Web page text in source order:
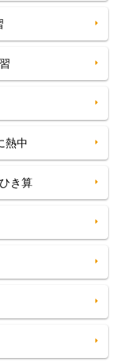
熱中
き算